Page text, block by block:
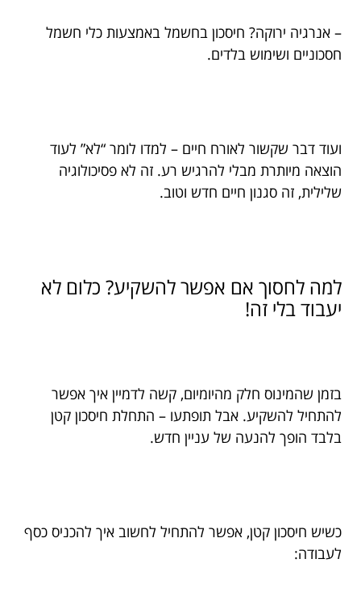
– אנרגיה ירוקה? חיסכון בחשמל באמצעות כלי חשמל
חסכוניים ושימוש בלדים.
ועוד דבר שקשור לאורח חיים – למדו לומר “לא” לעוד
הוצאה מיותרת מבלי להרגיש רע. זה לא פסיכולוגיה
שלילית, זה סגנון חיים חדש וטוב.
למה לחסוך אם אפשר להשקיע? כלום לא
יעבוד בלי זה!
בזמן שהמינוס חלק מהיומיום, קשה לדמיין איך אפשר
להתחיל להשקיע. אבל תופתעו – התחלת חיסכון קטן
בלבד הופך להנעה של עניין חדש.
כשיש חיסכון קטן, אפשר להתחיל לחשוב איך להכניס כסף
לעבודה: